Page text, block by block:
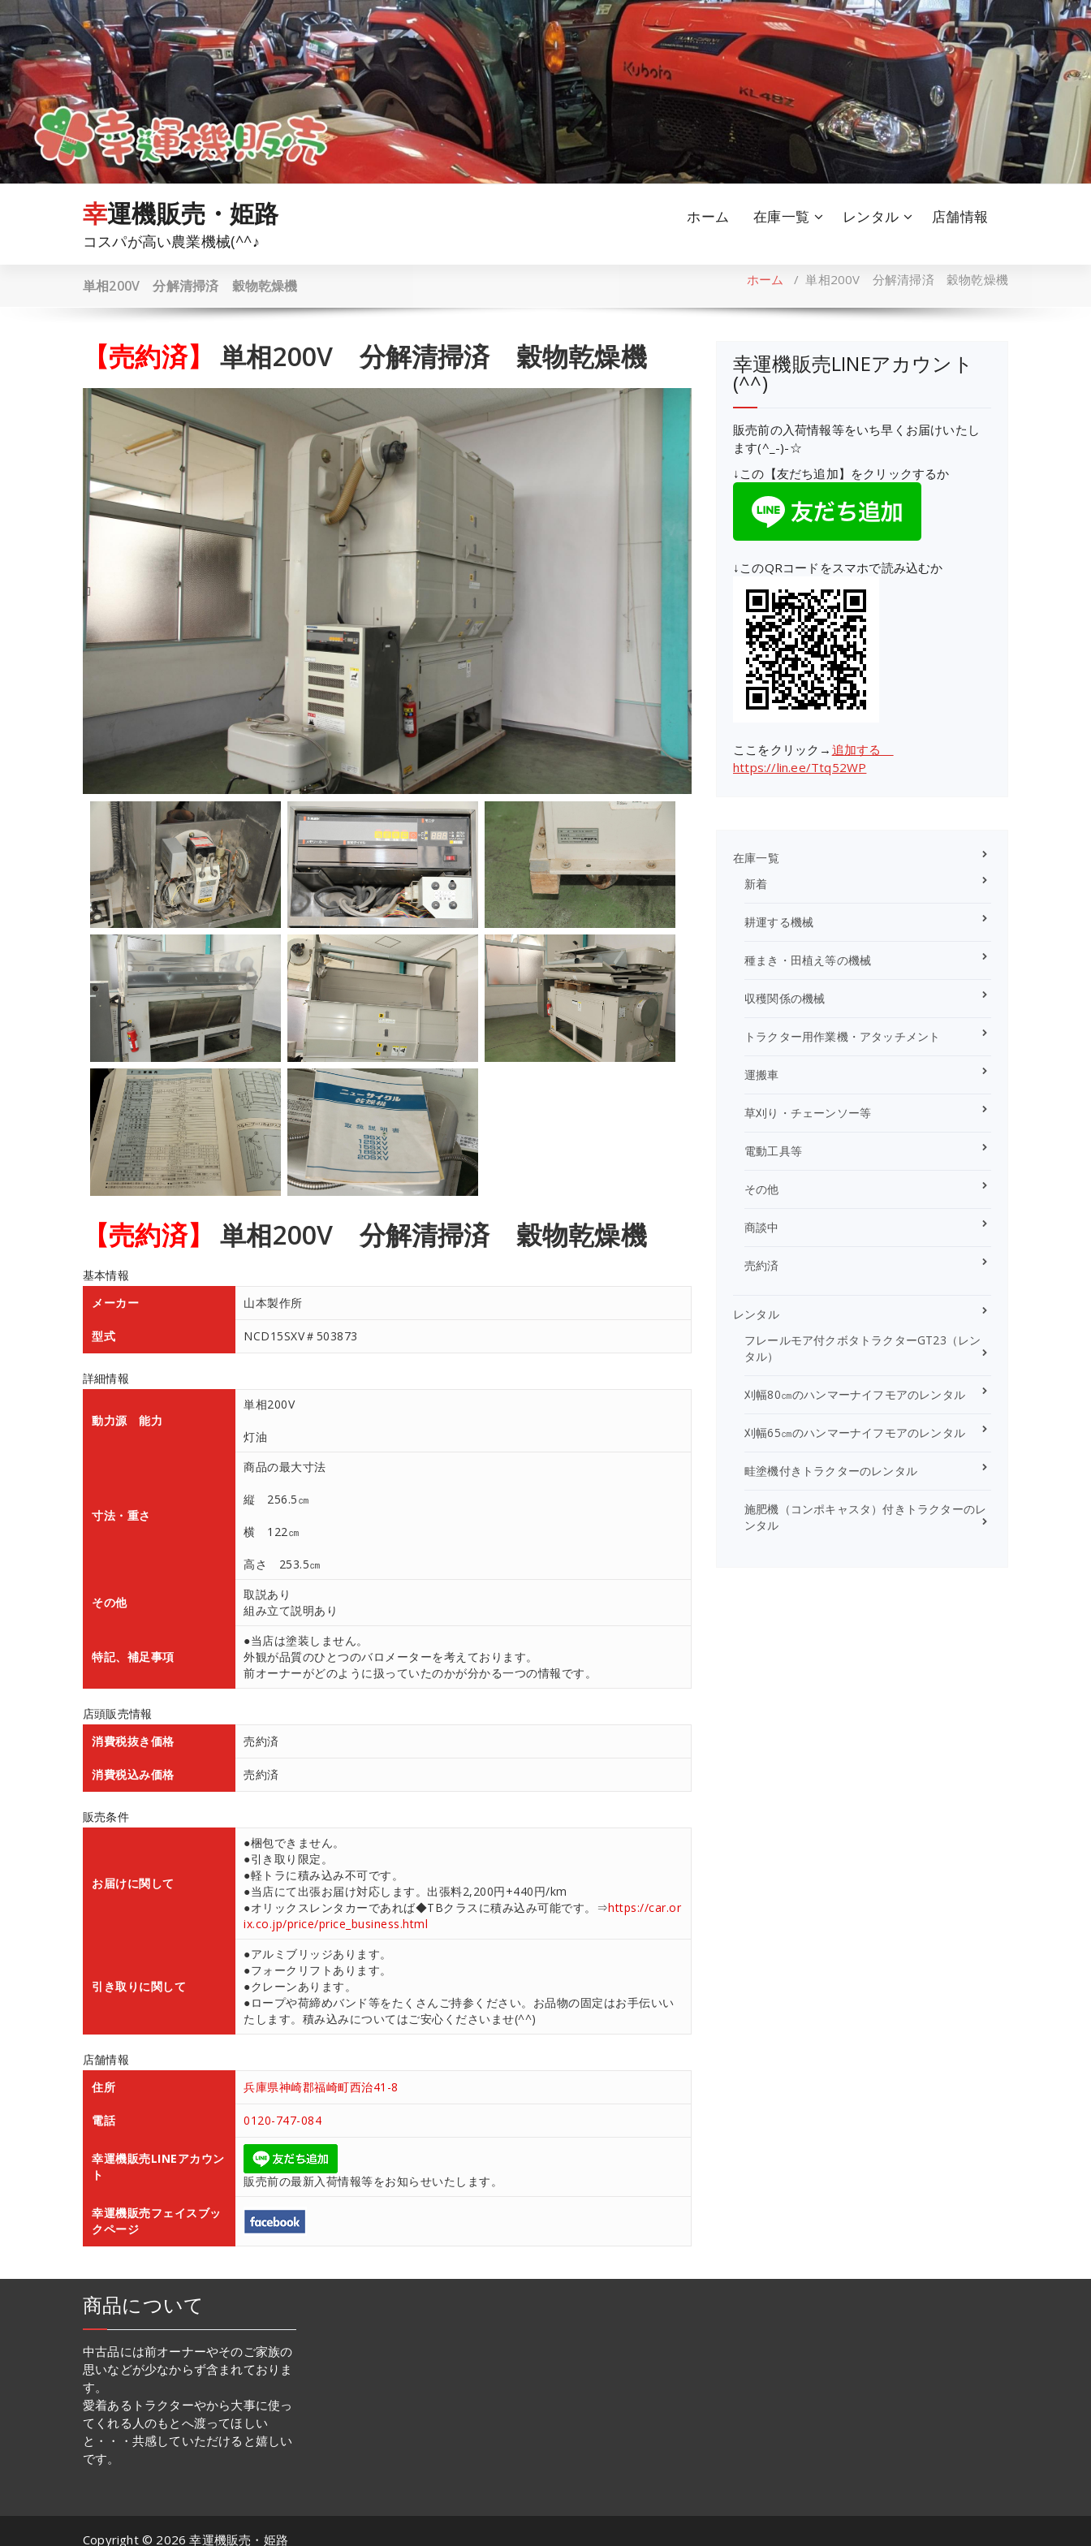
ン
テ
ン
ツ
へ
ス
キ
プ
幸運機販売・姫路
コスパが高い農業機械(^^♪
ホーム 在庫一覧 レンタル 店舗情報
単相200V 分解清掃済 穀物乾燥機 ホーム /単相200V 分解清掃済 穀物乾燥機
【売約済】 単相200V 分解清掃済 穀物乾燥機
【売約済】 単相200V 分解清掃済 穀物乾燥機
基本情報
メーカー
山本製作所
型式 NCD15SXV＃503873
詳細情報
動力源 能力
単相200V
灯油
寸法・重さ
商品の最大寸法
縦 256.5㎝
横 122㎝
高さ 253.5㎝
その他
取説あり
組み立て説明あり
特記、補足事項
●当店は塗装しません。
外観が品質のひとつのバロメーターを考えております。
前オーナーがどのように扱っていたのかが分かる一つの情報です。
店頭販売情報
消費税抜き価格
売約済
消費税込み価格 売約済
販売条件
お届けに関して
●梱包できません。
●引き取り限定。
●軽トラに積み込み不可です。
●当店にて出張お届け対応します。出張料2,200円+440円/km
●オリックスレンタカーであれば◆TBクラスに積み込み可能です。⇒https://car.or
ix.co.jp/price/price_business.html
引き取りに関して
●アルミブリッジあります。
●フォークリフトあります。
●クレーンあります。
●ロープや荷締めバンド等をたくさんご持参ください。お品物の固定はお手伝いい
たします。積み込みについてはご安心くださいませ(^^)
店舗情報
住所
兵庫県神崎郡福崎町西治41-8
電話 0120-747-084
幸運機販売LINEアカウン
ト
販売前の最新入荷情報等をお知らせいたします。
幸運機販売フェイスブッ
クページ
幸運機販売LINEアカウント
(^^)
販売前の入荷情報等をいち早くお届けいたし
ます(^_-)-☆
↓この【友だち追加】をクリックするか
↓このQRコードをスマホで読み込むか
ここをクリック→ 追加する
https://lin.ee/Ttq52WP
在庫一覧
新着
耕運する機械
種まき・田植え等の機械
収穫関係の機械
トラクター用作業機・アタッチメント
運搬車
草刈り・チェーンソー等
電動工具等
その他
商談中
売約済
レンタル
フレールモア付クボタトラクターGT23（レン
タル）
刈幅80㎝のハンマーナイフモアのレンタル
刈幅65㎝のハンマーナイフモアのレンタル
畦塗機付きトラクターのレンタル
施肥機（コンポキャスタ）付きトラクターのレ
ンタル
商品について
中古品には前オーナーやそのご家族の
思いなどが少なからず含まれておりま
す。
愛着あるトラクターやから大事に使っ
てくれる人のもとへ渡ってほしい
と・・・共感していただけると嬉しい
です。
Copyright © 2026 幸運機販売・姫路